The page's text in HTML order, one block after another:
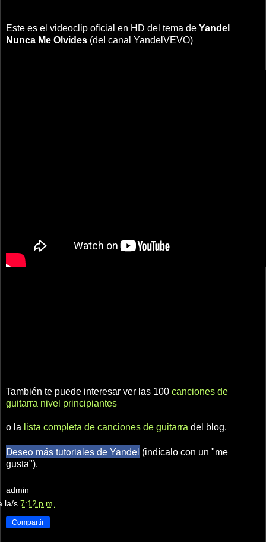
Este es el videoclip oficial en HD del tema de Yandel
Nunca Me Olvides (del canal YandelVEVO)
También te puede interesar ver las 100 canciones de
guitarra nivel principiantes
o la lista completa de canciones de guitarra del blog.
Deseo más tutoriales de Yandel (indícalo con un "me
gusta").
admin
la/s 7:12 p.m.
Compartir